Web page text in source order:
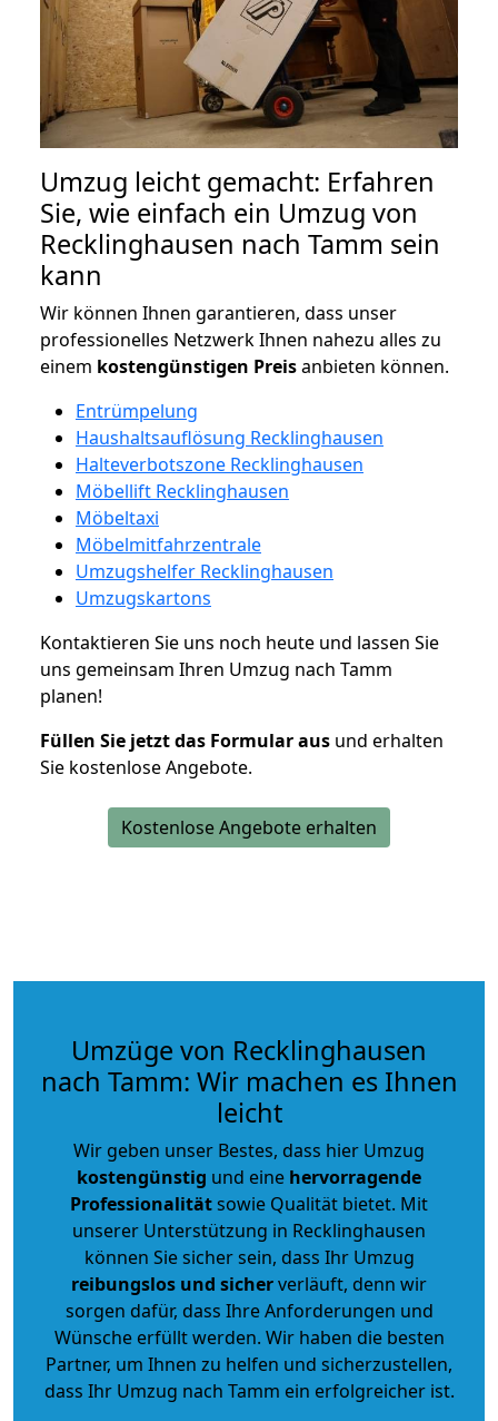
Umzug leicht gemacht: Erfahren
Sie, wie einfach ein Umzug von
Recklinghausen nach Tamm sein
kann
Wir können Ihnen garantieren, dass unser
professionelles Netzwerk Ihnen nahezu alles zu
einem kostengünstigen Preisanbieten können.
Entrümpelung
Haushaltsauflösung Recklinghausen
Halteverbotszone Recklinghausen
Möbellift Recklinghausen
Möbeltaxi
Möbelmitfahrzentrale
Umzugshelfer Recklinghausen
Umzugskartons
Kontaktieren Sie uns noch heute und lassen Sie
uns gemeinsam Ihren Umzug nach Tamm
planen!
Füllen Sie jetzt das Formular aus und erhalten
Sie kostenlose Angebote.
Kostenlose Angebote erhalten
Umzüge von Recklinghausen
nach Tamm: Wir machen es Ihnen
leicht
Wir geben unser Bestes, dass hier Umzug
kostengünstig und eine hervorragende
Professionalitätsowie Qualität bietet. Mit
unserer Unterstützung in Recklinghausen
können Sie sicher sein, dass Ihr Umzug
reibungslos und sicherverläuft, denn wir
sorgen dafür, dass Ihre Anforderungen und
Wünsche erfüllt werden. Wir haben die besten
Partner, um Ihnen zu helfen und sicherzustellen,
dass Ihr Umzug nach Tamm ein erfolgreicher ist.